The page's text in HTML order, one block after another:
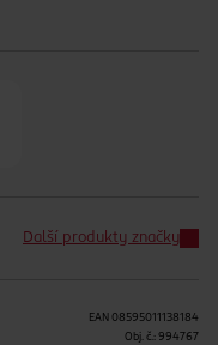
Další produkty značky
EAN 08595011138184
Obj. č.: 994767